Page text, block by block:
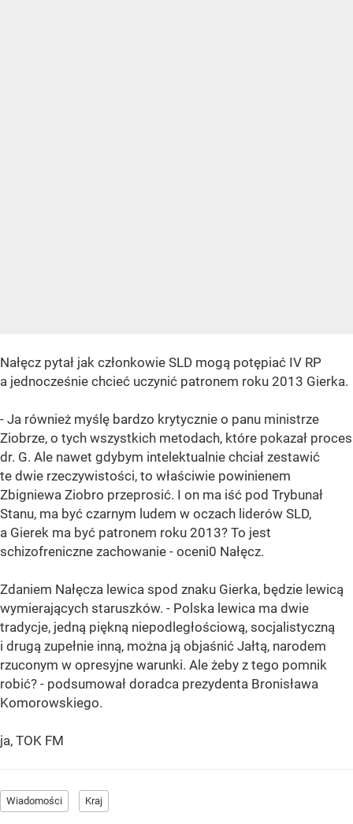
Nałęcz pytał jak członkowie SLD mogą potępiać IV RP
a jednocześnie chcieć uczynić patronem roku 2013 Gierka.
- Ja również myślę bardzo krytycznie o panu ministrze
Ziobrze, o tych wszystkich metodach, które pokazał proces
dr. G. Ale nawet gdybym intelektualnie chciał zestawić
te dwie rzeczywistości, to właściwie powinienem
Zbigniewa Ziobro przeprosić. I on ma iść pod Trybunał
Stanu, ma być czarnym ludem w oczach liderów SLD,
a Gierek ma być patronem roku 2013? To jest
schizofreniczne zachowanie - oceni0 Nałęcz.
Zdaniem Nałęcza lewica spod znaku Gierka, będzie lewicą
wymierających staruszków. - Polska lewica ma dwie
tradycje, jedną piękną niepodległościową, socjalistyczną
i drugą zupełnie inną, można ją objaśnić Jałtą, narodem
rzuconym w opresyjne warunki. Ale żeby z tego pomnik
robić? - podsumował doradca prezydenta Bronisława
Komorowskiego.
ja, TOK FM
Wiadomości Kraj